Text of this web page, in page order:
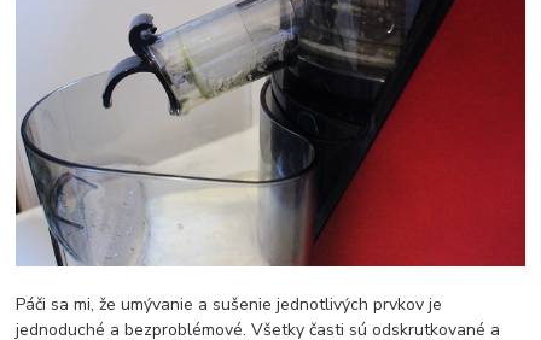
Páči sa mi, že umývanie a sušenie jednotlivých prvkov je
jednoduché a bezproblémové. Všetky časti sú odskrutkované a